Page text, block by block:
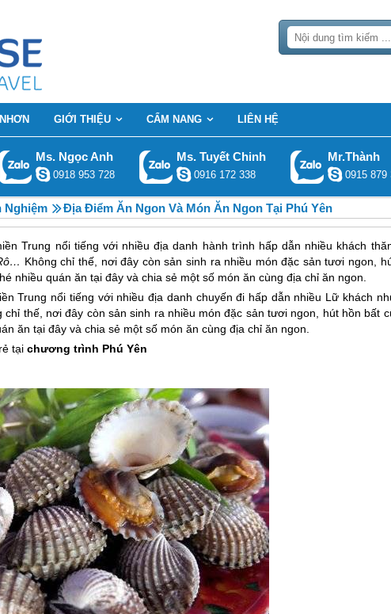
GIỚI THIỆU CẨM NANG LIÊN HỆ
Ms. Ngọc Anh
0918 953 728
Ms. Tuyết Chinh
0916 172 338
Mr.Thành
0915 879
Nghiệm Địa Điểm Ăn Ngon Và Món Ăn Ngon Tại Phú Yên
Trung nổi tiếng với nhiềuđịa danh hành trình hấp dẫn nhiều khách
Không chỉ thế, nơi đây còn sản sinh ra nhiều món đặc sản tươi ngon,
nhiều quán ăn tại đây và chia sẻ một số món ăn cùng địa chỉ ăn ngon.
Trung nổi tiếng với nhiều địa danh chuyến đi hấp dẫn nhiều Lữ khách
chỉ thế, nơi đây còn sản sinh ra nhiều món đặc sản tươi ngon, hút hồn bất
ăn tại đây và chia sẻ một số món ăn cùng địa chỉ ăn ngon.
tạichương trình Phú Yên